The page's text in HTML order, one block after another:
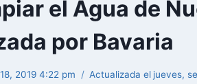
el Agua de
por Bavaria
2019 4:22 pm Actualizada el jueves,